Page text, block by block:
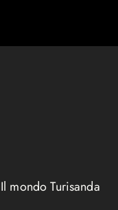
Il mondo Turisanda